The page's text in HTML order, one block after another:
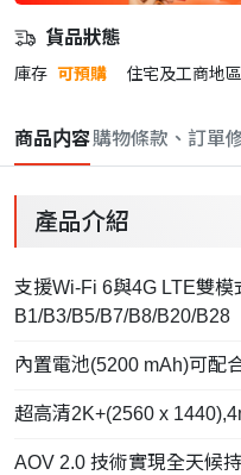
貨品狀態
庫存 可預購 住宅及工商地區
商品内容購物條款、訂單
產品介紹
支援Wi-Fi 6與4G LTE雙
B1/B3/B5/B7/B8/B20/B28
內置電池(5200 mAh)可配
超高清2K+(2560 x 1440),
AOV 2.0 技術實現全天候